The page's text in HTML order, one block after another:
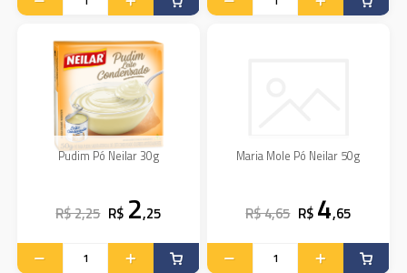
Pudim Pó Neilar 30g
R$ 2,25 R$ 2,25
Maria Mole Pó Neilar 50g
R$ 4,65 R$ 4,65